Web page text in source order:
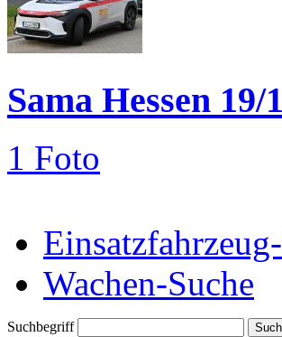
Sama Hessen 19/
1 Foto
Wachen-Suche
Suchbegriff